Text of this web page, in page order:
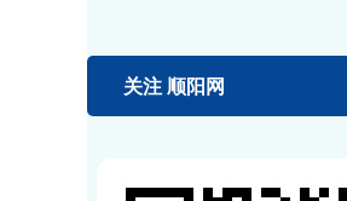
关注 顺阳网